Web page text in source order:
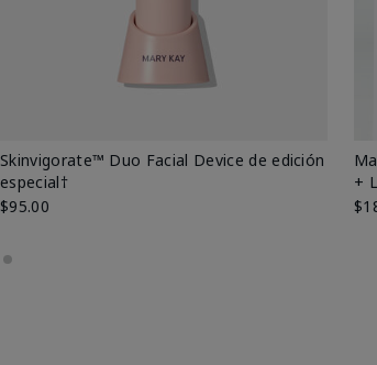
Skinvigorate™ Duo Facial Device de edición
especial†
$95.00
+